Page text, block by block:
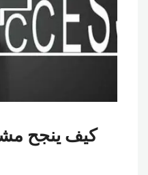
كيف ينجح